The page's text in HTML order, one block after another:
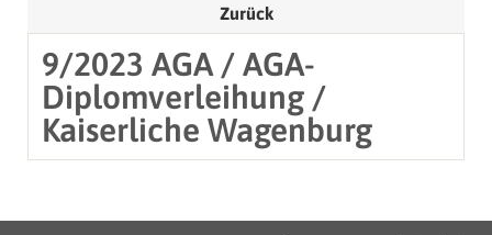
Zurück
9/2023 AGA / AGA-
Diplomverleihung /
Kaiserliche Wagenburg